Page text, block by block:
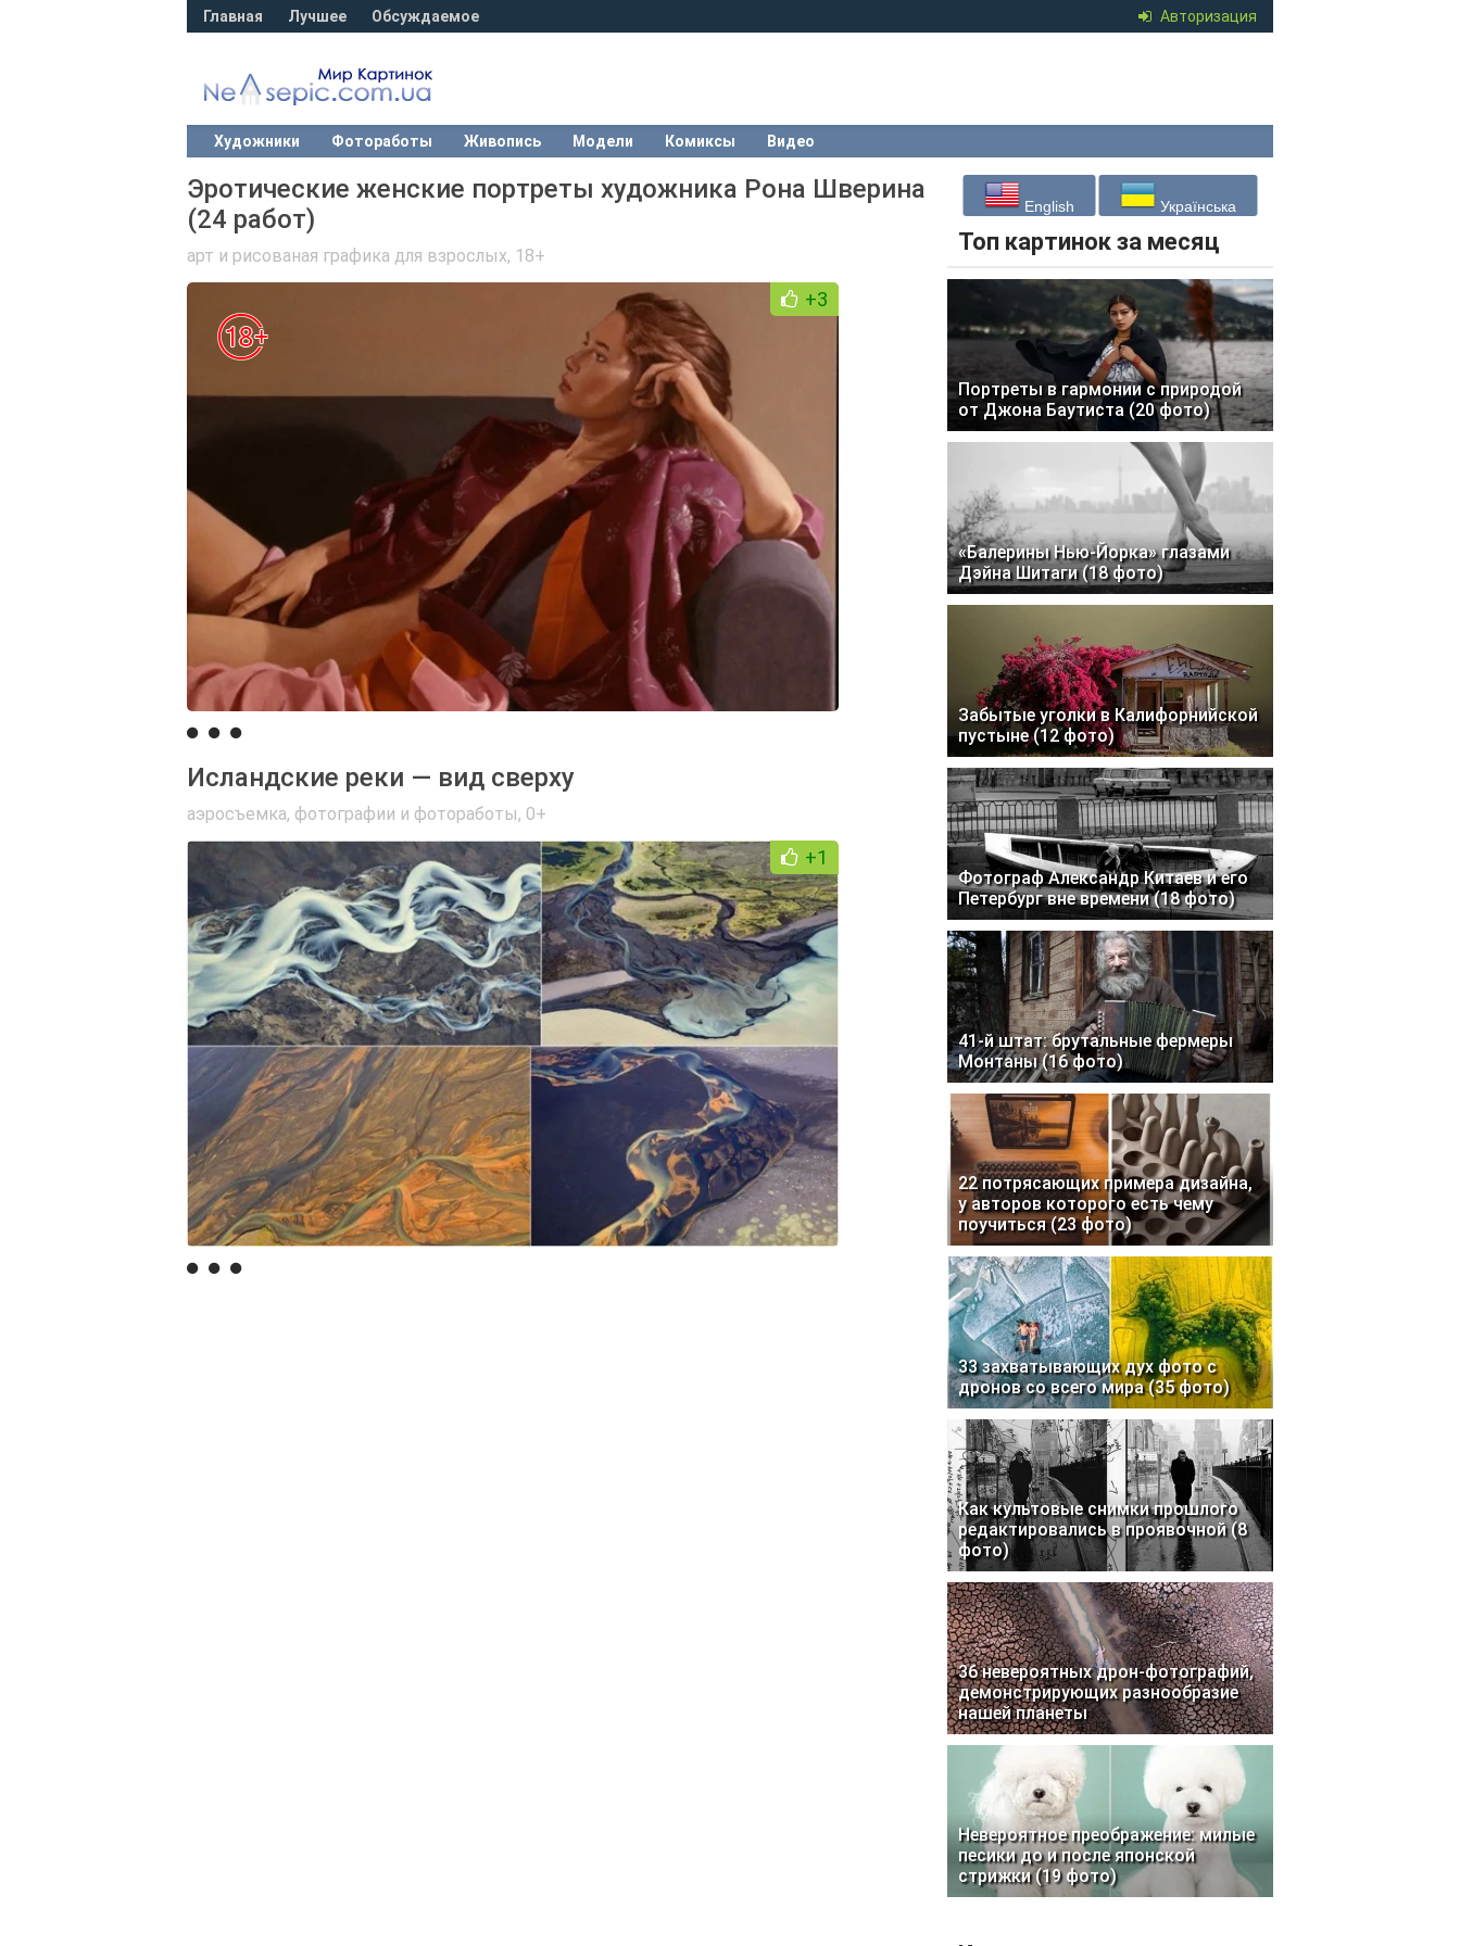
Авторизация
Главная Лучшее Обсуждаемое
Художники Фотоработы Живопись Модели Комиксы Видео
Эротические женские портреты художника Рона Шверина
(24 работ)
арт и рисованая графика для взрослых, 18+
+3
Исландские реки — вид сверху
аэросъемка, фотографии и фотоработы, 0+
+1
English Українська
Топ картинок за месяц
Портреты в гармонии с природой
от Джона Баутиста (20 фото)
«Балерины Нью-Йорка» глазами
Дэйна Шитаги (18 фото)
Забытые уголки в Калифорнийской
пустыне (12 фото)
Фотограф Александр Китаев и его
Петербург вне времени (18 фото)
41-й штат: брутальные фермеры
Монтаны (16 фото)
22 потрясающих примера дизайна,
у авторов которого есть чему
поучиться (23 фото)
33 захватывающих дух фото с
дронов со всего мира (35 фото)
Как культовые снимки прошлого
редактировались в проявочной (8
фото)
36 невероятных дрон-фотографий,
демонстрирующих разнообразие
нашей планеты
Невероятное преображение: милые
песики до и после японской
стрижки (19 фото)